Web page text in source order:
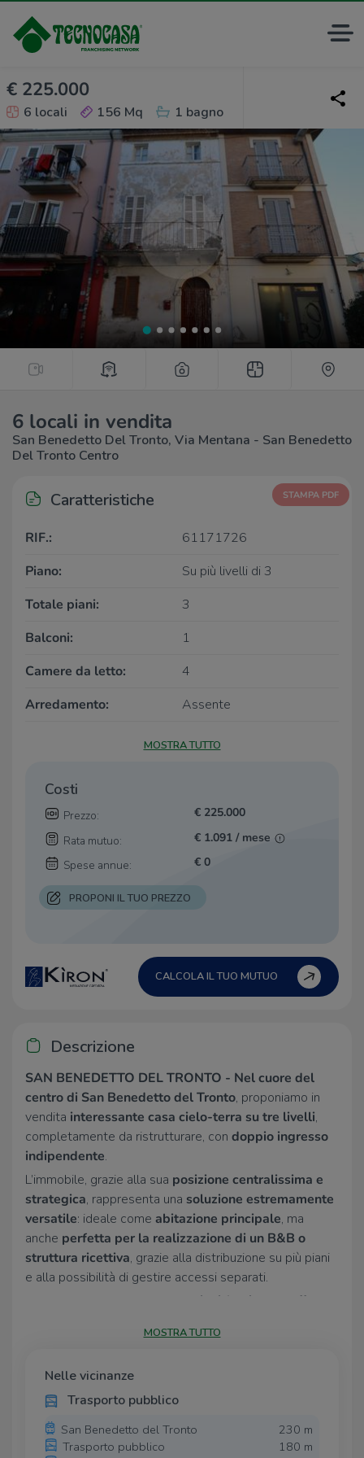
€ 225.000
6 locali 156 Mq 1 bagno
6 locali in vendita
San Benedetto Del Tronto, Via Mentana - San Benedetto
Del Tronto Centro
Caratteristiche STAMPA PDF
RIF.:
61171726
Piano:
Su più livelli di 3
Totale piani:
3
Balconi:
1
Camere da letto:
4
Arredamento:
Assente
MOSTRA TUTTO
Costi
Prezzo:
€ 225.000
Rata mutuo:
€ 1.091 / mese
Spese annue:
€ 0
PROPONI IL TUO PREZZO
CALCOLA IL TUO MUTUO
Descrizione
SAN BENEDETTO DEL TRONTO - Nel cuore del
centro di San Benedetto del Tronto, proponiamo in
vendita interessante casa cielo-terra su tre livelli,
completamente da ristrutturare, con doppio ingresso
indipendente.
L’immobile, grazie alla sua posizione centralissima e
strategica, rappresenta una soluzione estremamente
versatile: ideale come abitazione principale, ma
anche perfetta per la realizzazione di un B&B o
struttura ricettiva, grazie alla distribuzione su più piani
e alla possibilità di gestire accessi separati.
tre piani fuori terra
, offrendo
sia in chiave residenziale che turistico-ricettiva. La
potenziale dell’immobile, creando ambienti moderni e
funzionali in un contesto storico e ricercato.
Soluzione
unica nel suo genere
per chi cerca un
investimento nel pieno centro cittadino, a pochi passi
MOSTRA TUTTO
Nelle vicinanze
Trasporto pubblico
San Benedetto del Tronto
230 m
Trasporto pubblico
180 m